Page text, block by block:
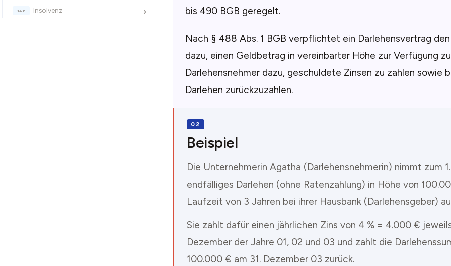
›
Insolvenz
bis 490 BGB geregelt.
Nach § 488 Abs. 1 BGB verpflichtet ein Darlehensvertrag
dazu, einen Geldbetrag in vereinbarter Höhe zur Verfügung
Darlehensnehmer dazu, geschuldete Zinsen zu zahlen sowie
Darlehen zurückzuzahlen.
Beispiel
Die Unternehmerin Agatha (Darlehensnehmerin) nimmt zum
endfälliges Darlehen (ohne Ratenzahlung) in Höhe von
Laufzeit von 3 Jahren bei ihrer Hausbank (Darlehensgeber)
Sie zahlt dafür einen jährlichen Zins von 4 % = 4.000 €
Dezember der Jahre 01, 02 und 03 und zahlt die
100.000 € am 31. Dezember 03 zurück.